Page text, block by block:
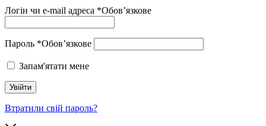
Логін чи e-mail адреса *Обов’язкове
Пароль *Обов’язкове
Запам'ятати мене
Увійти
Втратили свій пароль?